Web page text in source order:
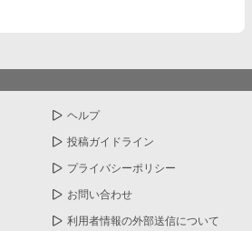
ヘルプ
投稿ガイドライン
プライバシーポリシー
お問い合わせ
利用者情報の外部送信について